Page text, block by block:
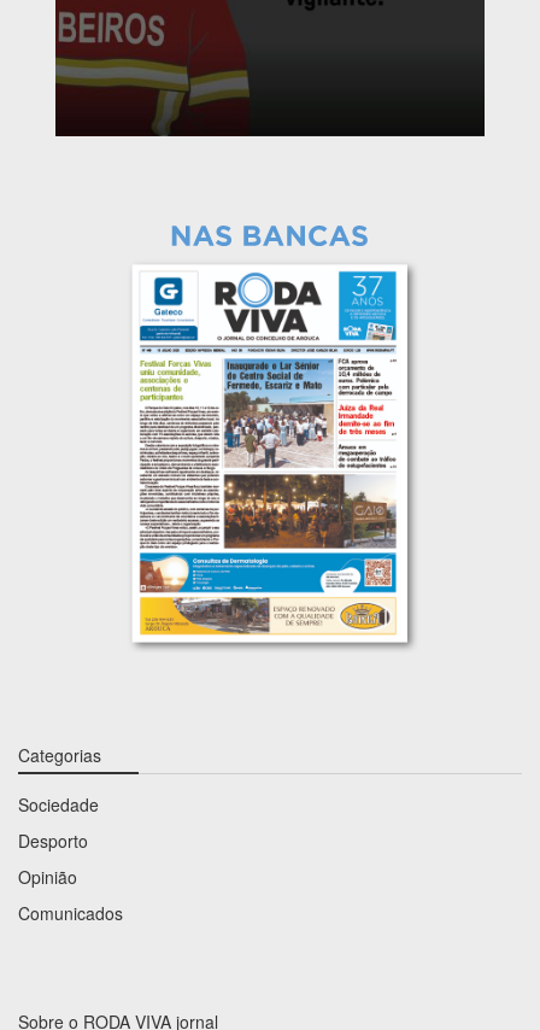
Categorias
Sociedade
Desporto
Opinião
Comunicados
Sobre o RODA VIVA jornal